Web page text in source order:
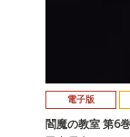
電子版
閻魔の教室 第6巻